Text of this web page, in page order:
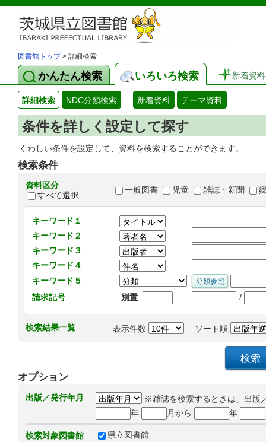
図書館トップ> 詳細検索
かんたん検索 いろいろ検索 新着資料
詳細検索 NDC分類検索 新着資料 テーマ資料
条件を詳しく設定して探す
くわしい条件を設定して、資料を検索することができます。
検索条件
資料区分
すべて選択
一般図書 児童 雑誌・新聞
キーワード１
キーワード２
キーワード３
キーワード４
キーワード５
請求記号
別置 /
検索結果一覧 表示件数 ソート順
オプション
出版／発行年月
※雑誌を検索するときは、出版
年
月から 年
検索対象図書館 県立図書館